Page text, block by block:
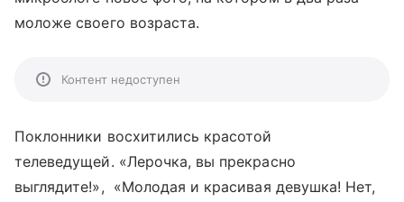
моложе своего возраста.
Контент недоступен
Поклонники восхитились красотой
телеведущей. «Лерочка, вы прекрасно
выглядите!», «Молодая и красивая девушка! Нет,